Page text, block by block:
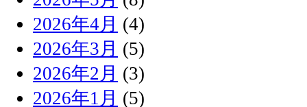
2026年4月 (4)
2026年3月 (5)
2026年2月 (3)
2026年1月 (5)